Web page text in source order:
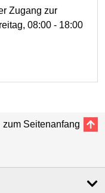
Zugang zur
08:00 - 18:00
zum Seitenanfang